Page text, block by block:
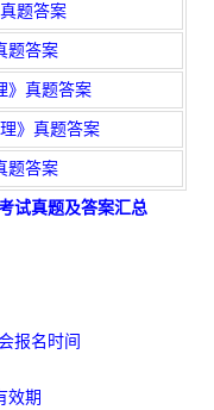
题答案
题答案
》真题答案
》真题答案
题答案
试真题及答案汇总
报名时间
效期